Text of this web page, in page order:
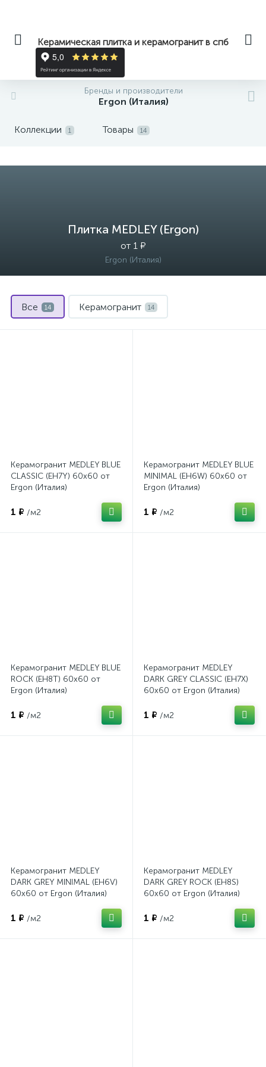
Керамическая плитка и керамогранит в спб
Бренды и производители
Ergon (Италия)
Коллекции 1 Товары 14
Плитка MEDLEY (Ergon)
от 1 ₽
Ergon (Италия)
Все 14 Керамогранит 14
Керамогранит MEDLEY BLUE
CLASSIC (EH7Y) 60x60 от
Ergon (Италия)
1 ₽ /м2
Керамогранит MEDLEY BLUE
MINIMAL (EH6W) 60x60 от
Ergon (Италия)
1 ₽ /м2
Керамогранит MEDLEY BLUE
ROCK (EH8T) 60x60 от
Ergon (Италия)
1 ₽ /м2
Керамогранит MEDLEY
DARK GREY CLASSIC (EH7X)
60x60 от Ergon (Италия)
1 ₽ /м2
Керамогранит MEDLEY
DARK GREY MINIMAL (EH6V)
60x60 от Ergon (Италия)
1 ₽ /м2
Керамогранит MEDLEY
DARK GREY ROCK (EH8S)
60x60 от Ergon (Италия)
1 ₽ /м2